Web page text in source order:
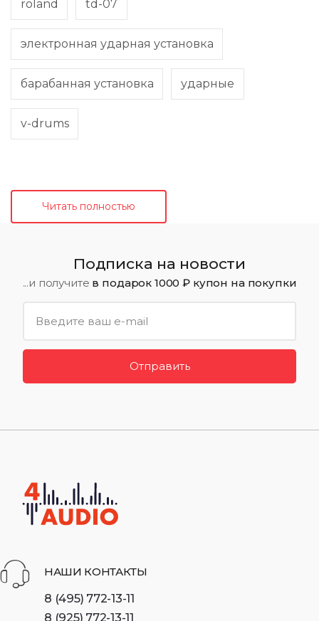
roland td-07
электронная ударная установка
барабанная установка ударные
v-drums
Читать полностью
Подписка на новости
...и получите в подарок 1000 ₽ купон на покупки
Отправить
НАШИ КОНТАКТЫ
8 (495) 772-13-11
8 (925) 772-13-11